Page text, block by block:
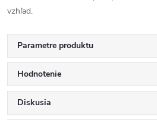
vzhľad.
Parametre produktu
Hodnotenie
Diskusia